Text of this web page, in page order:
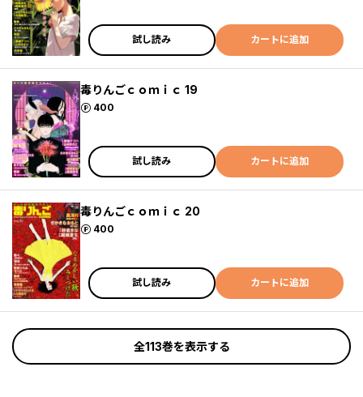
試し読み カートに追加
毒りんごｃｏｍｉｃ 19
400
ポイント
試し読み カートに追加
毒りんごｃｏｍｉｃ 20
400
ポイント
試し読み カートに追加
全113巻を表示する